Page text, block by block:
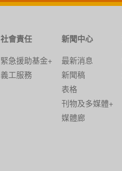
社會責任
緊急援助基金+
義工服務
新聞中心
最新消息
新聞稿
表格
刊物及多媒體+
媒體廊